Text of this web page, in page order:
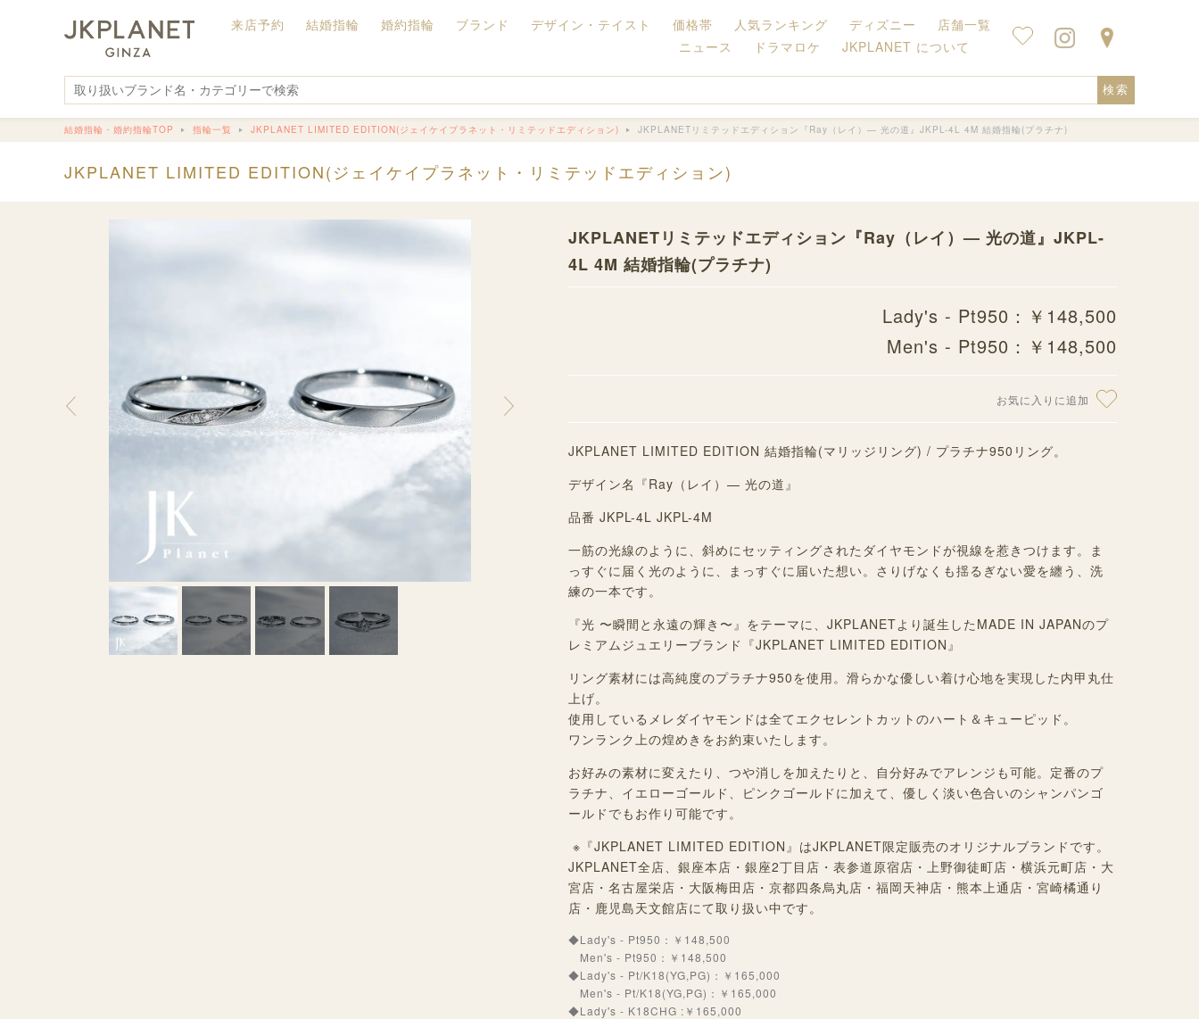
来店予約 結婚指輪 婚約指輪 ブランド デザイン・テイスト 価格帯 人気ランキング ディズニー
店舗一覧
ニュース
ドラマロケ JKPLANET について
検索
結婚指輪・婚約指輪TOP 指輪一覧 JKPLANET LIMITED EDITION(ジェイケイプラネット・リミテッドエディション) JKPLANETリミテッドエディション『Ray（レイ）— 光の道』JKPL-4L 4M 結婚指輪(プラチナ)
JKPLANET LIMITED EDITION(ジェイケイプラネット・リミテッドエディション)
JKPLANETリミテッドエディション『Ray（レイ）— 光の道』JKPL-
4L 4M 結婚指輪(プラチナ)
Lady's - Pt950：￥148,500
Men's - Pt950：￥148,500
お気に入りに追加
JKPLANET LIMITED EDITION 結婚指輪(マリッジリング) / プラチナ950リング。
デザイン名『Ray（レイ）— 光の道』
品番 JKPL-4L JKPL-4M
一筋の光線のように、斜めにセッティングされたダイヤモンドが視線を惹きつけます。 ま
っすぐに届く光のように、まっすぐに届いた想い。 さりげなくも揺るぎない愛を纏う、洗
練の一本です。
『光 〜瞬間と永遠の輝き〜』をテーマに、JKPLANETより誕生したMADE IN JAPANのプ
レミアムジュエリーブランド『JKPLANET LIMITED EDITION』
リング素材には高純度のプラチナ950を使用。滑らかな優しい着け心地を実現した内甲丸仕
上げ。
使用しているメレダイヤモンドは全てエクセレントカットのハート＆キューピッド。
ワンランク上の煌めきをお約束いたします。
お好みの素材に変えたり、つや消しを加えたりと、自分好みでアレンジも可能。定番のプ
ラチナ、イエローゴールド、ピンクゴールドに加えて、優しく淡い色合いのシャンパンゴ
ールドでもお作り可能です。
※『JKPLANET LIMITED EDITION』はJKPLANET限定販売のオリジナルブランドです。
JKPLANET全店、銀座本店・銀座2丁目店・表参道原宿店・上野御徒町店・横浜元町店・大
宮店・名古屋栄店・ 大阪梅田店・京都四条烏丸店・福岡天神店・熊本上通店・宮崎橘通り
店・鹿児島天文館店にて取り扱い中です。
◆Lady's - Pt950：￥148,500
Men's - Pt950：￥148,500
◆Lady's - Pt/K18(YG,PG)：￥165,000
Men's - Pt/K18(YG,PG)：￥165,000
◆Lady's - K18CHG :￥165,000